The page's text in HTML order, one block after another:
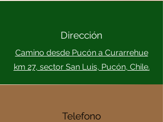
Dirección
Camino desde Pucón a Curarrehue
km 27, sector San Luis, Pucón, Chile.
Telefono